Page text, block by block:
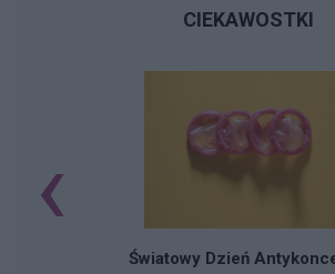
CIEKAWOSTKI
Światowy Dzień
‹